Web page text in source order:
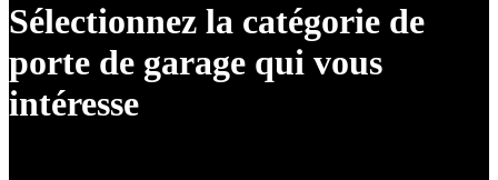
Sélectionnez la catégorie de
porte de garage qui vous
intéresse